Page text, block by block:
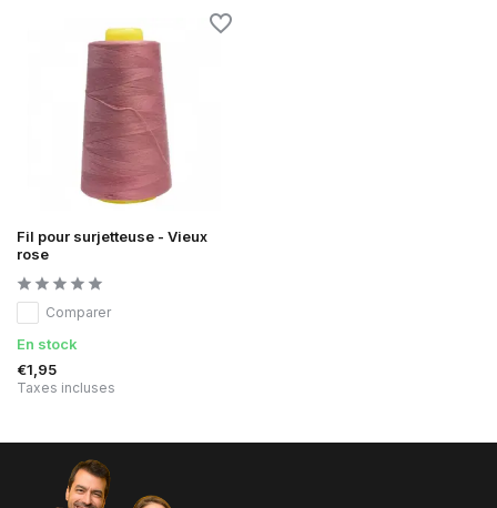
Fil pour surjetteuse - Vieux
rose
Comparer
En stock
€1,95
Taxes incluses